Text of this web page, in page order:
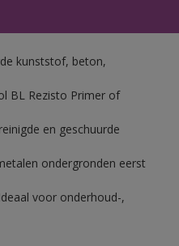
kunststof, beton,
BL Rezisto Primer of
en geschuurde
ondergronden eerst
voor onderhoud-,